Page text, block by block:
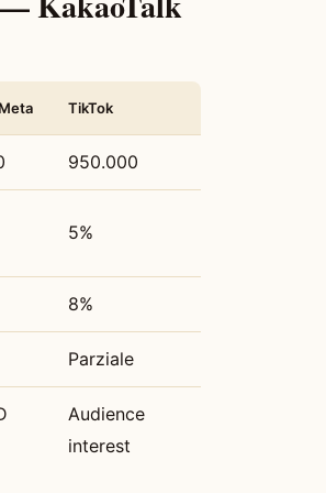
TikTok
950.000
5%
8%
Parziale
Audience
interest